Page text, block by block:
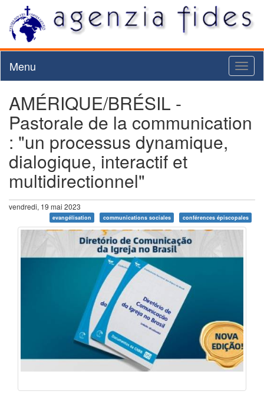
Menu
AMÉRIQUE/BRÉSIL -
Pastorale de la communication
: "un processus dynamique,
dialogique, interactif et
multidirectionnel"
vendredi, 19 mai 2023
evangélisation communications sociales conférences épiscopales